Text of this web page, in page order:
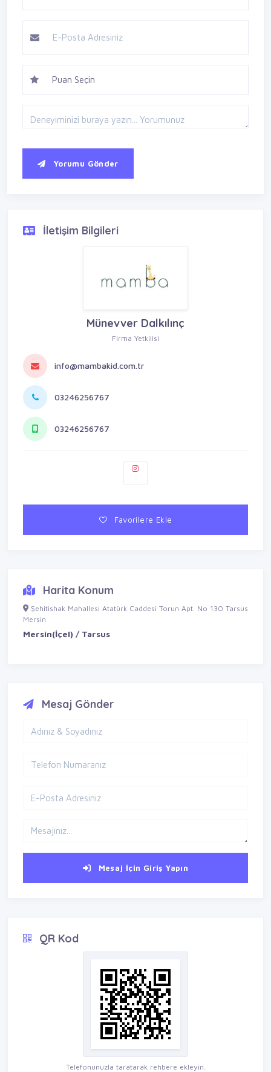
Yorumu Gönder
İletişim Bilgileri
Münevver Dalkılınç
Firma Yetkilisi
info@mambakid.com.tr
03246256767
03246256767
Favorilere Ekle
Harita Konum
Şehitishak Mahallesi Atatürk Caddesi Torun Apt. No 130 Tarsus
Mersin
Mersin(İçel) / Tarsus
Mesaj Gönder
Mesaj İçin Giriş Yapın
QR Kod
Telefonunuzla taratarak rehbere ekleyin.